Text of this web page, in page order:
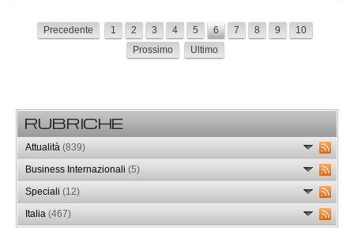
Precedente 1 2 3 4 5 6 7 8 9
10
Prossimo
Ultimo
RUBRICHE
Attualità (839)
Business Internazionali (5)
Speciali (12)
Italia (467)